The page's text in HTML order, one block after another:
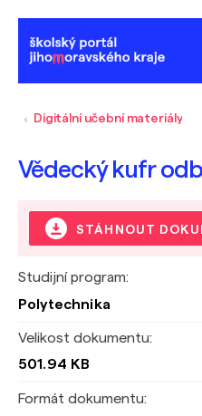
Digitální učební materiály
Vědecký kufr
STÁHNOUT
Studijní program:
Polytechnika
Velikost dokumentu:
501.94 KB
Formát dokumentu: